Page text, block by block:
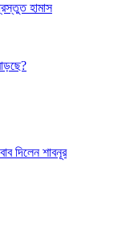
হামাস
দিলেন শাবনূর